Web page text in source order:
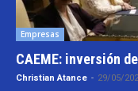
Empresas
CAEME: inversión
Christian Atance - 29/05/